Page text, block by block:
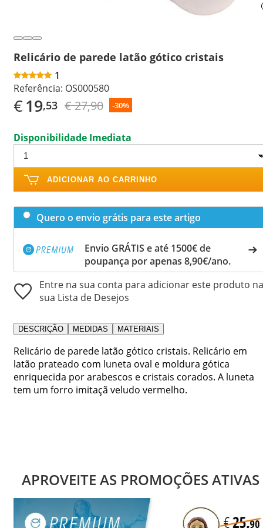
Relicário de parede latão gótico cristais
1
Referência: OS000580
€19,53 € 27,90 -30%
Disponibilidade Imediata
ADICIONAR AO CARRINHO
Quero o envio grátis para este artigo
Envio GRÁTIS e até 1500€ de
poupança por apenas 8,90€/ano.
Entre na sua conta para adicionar este produto na
sua Lista de Desejos
DESCRIÇÃO MEDIDAS MATERIAIS
Relicário de parede latão gótico cristais. Relicário em
latão prateado com luneta oval e moldura gótica
enriquecida por arabescos e cristais corados. A luneta
tem um forro imitaçã veludo vermelho.
APROVEITE AS PROMOÇÕES ATIVAS